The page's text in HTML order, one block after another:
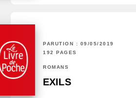
PARUTION : 09/05/2019
192 PAGES
ROMANS
EXILS